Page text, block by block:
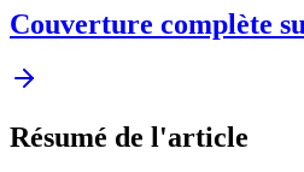
Couverture complète
Résumé de l'article